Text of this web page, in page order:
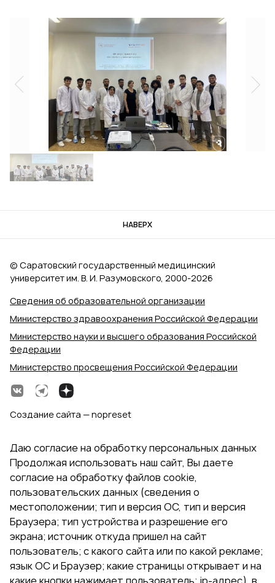
НАВЕРХ
Сведения об образовательной организации
Министерство здравоохранения Российской Федерации
Министерство науки и высшего образования Российской
Федерации
Министерство просвещения Российской Федерации
© Саратовский государственный медицинский
университет им. В. И. Разумовского, 2000‑2026
Создание сайта — nopreset
Даю согласие на обработку персональных данных
Продолжая использовать наш сайт, Вы даете
согласие на обработку файлов cookie,
пользовательских данных (сведения о
местоположении; тип и версия ОС, тип и версия
Браузера; тип устройства и разрешение его
экрана; источник откуда пришел на сайт
пользователь; с какого сайта или по какой рекламе;
язык ОС и Браузер; какие страницы открывает и на